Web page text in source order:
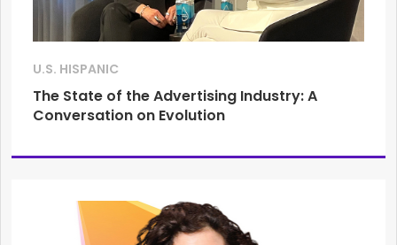
U.S. HISPANIC
The State of the Advertising Industry: A
Conversation on Evolution